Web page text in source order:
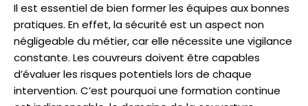
Il est essentiel de bien former les équipes aux bonnes
pratiques. En effet, la sécurité est un aspect non
négligeable du métier, car elle nécessite une vigilance
constante. Les couvreurs doivent être capables
d’évaluer les risques potentiels lors de chaque
intervention. C’est pourquoi une formation continue